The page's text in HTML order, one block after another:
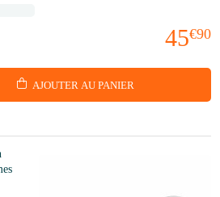
45€90
AJOUTER AU PANIER